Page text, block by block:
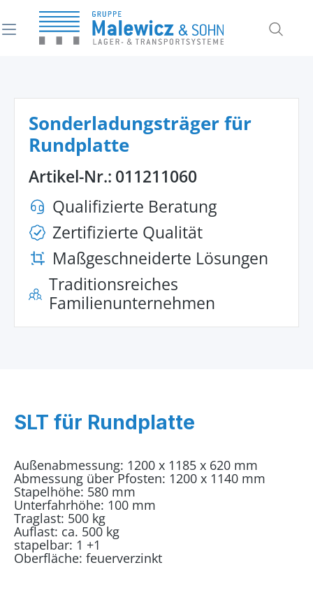
springen
Sonderladungsträger für
Rundplatte
Artikel-Nr.: 011211060
Qualifizierte Beratung
Zertifizierte Qualität
Maßgeschneiderte Lösungen
Traditionsreiches
Familienunternehmen
SLT für Rundplatte
Außenabmessung: 1200 x 1185 x 620 mm
Abmessung über Pfosten: 1200 x 1140 mm
Stapelhöhe: 580 mm
Unterfahrhöhe: 100 mm
Traglast: 500 kg
Auflast: ca. 500 kg
stapelbar: 1 +1
Oberfläche: feuerverzinkt